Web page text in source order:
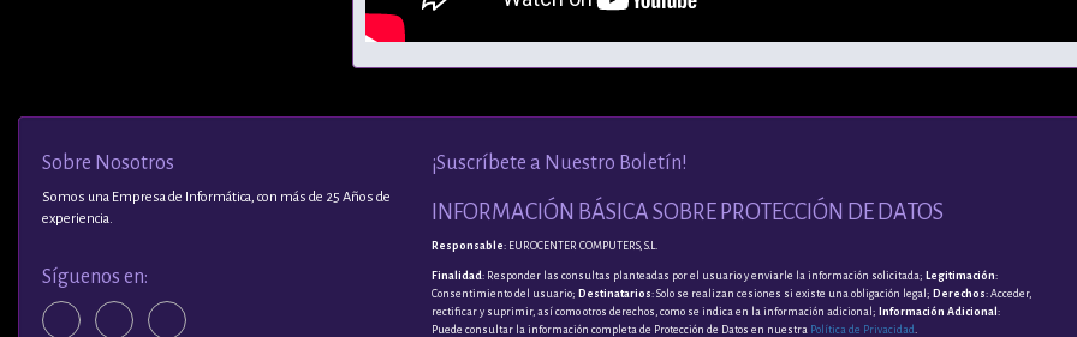
Sobre Nosotros
Somos una Empresa de Informática, con más de 25 Años de
experiencia.
Síguenos en:
¡Suscríbete a Nuestro Boletín!
INFORMACIÓN BÁSICA SOBRE PROTECCIÓN DE DATOS
Responsable: EUROCENTER COMPUTERS, S.L.
Finalidad : Responder las consultas planteadas por el usuario y enviarle la información solicitada; Legitimación:
Consentimiento del usuario; Destinatarios: Solo se realizan cesiones si existe una obligación legal; Derechos: Acceder,
rectificar y suprimir, así como otros derechos, como se indica en la información adicional; Información Adicional :
Puede consultar la información completa de Protección de Datos en nuestra Política de Privacidad